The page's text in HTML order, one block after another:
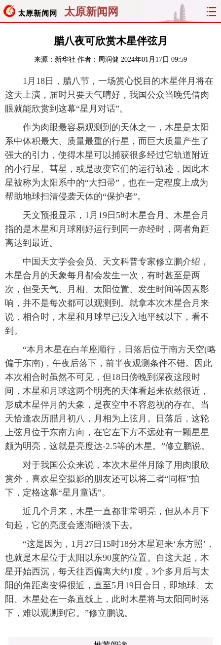
太原新闻网
聚焦 太原
经济 关注 文明 出行
纵横 曝光 综合 专题
旅游 理财
看天下 晋月读 最太原 网罗民生
太原日报 太原晚报 热评 社区
腊八夜可欣赏木星伴弦月
来源： 新华社 作者：周润健 2024年01月17日 09:59
1月18日，腊八节，一场赏心悦目的木星伴月将在
这天上演，届时只要天气晴好，我国公众当晚凭借肉
眼就能欣赏到这幕“星月对话”。
作为肉眼最容易观测到的天体之一，木星是太阳
系中体积最大、质量最重的行星，而巨大质量产生了
强大的引力，使得木星可以捕获很多经过它轨道附近
的小行星、彗星，或是改变它们的运行轨迹，因此木
星被称为太阳系中的“大扫帚”，也在一定程度上成为
帮助地球扫清侵袭天体的“保护者”。
天文预报显示，1月19日5时木星合月。木星合月
指的是木星和月球刚好运行到同一赤经时，两者角距
离达到最近。
中国天文学会会员、天文科普专家修立鹏介绍，
木星合月的天象每月都会发生一次，有时甚至是两
次，但受天气、月相、太阳位置、发生时间等因素影
响，并不是每次都可以观测到。就拿本次木星合月来
说，相合时，木星和月球早已没入地平线以下，看不
到。
“本月木星在白羊座顺行，日落后位于南方天空(略
偏于东南)，午夜后落下，前半夜观测条件不错。因此
本次相合时虽然不可见，但18日傍晚到深夜这段时
间，木星和月球这两个明亮的天体看起来依然很近，
形成木星伴月的天象，是夜空中不容忽视的存在。当
天恰逢农历腊月初八，月相为上弦月。日落后，这轮
上弦月位于东南方向，在它左下方不远处有一颗星星
颇为明亮，这就是亮度达-2.5等的木星。”修立鹏说。
对于我国公众来说，本次木星伴月除了用肉眼欣
赏外，喜欢星空摄影的朋友还可以将二者“同框”拍
下，定格这幕“星月童话”。
近几个月来，木星一直都非常明亮，但从本月下
旬起，它的亮度会逐渐暗淡下去。
“这是因为，1月27日15时18分木星迎来‘东方照’，
也就是木星位于太阳以东90度的位置。自这天起，木
星开始西沉，每天往西偏离大约1度，3个多月后与太
阳的角距离变得很近，直至5月19日合日，即地球、太
阳、木星处在一条直线上，此时木星将与太阳同时落
下，难以观测到它。”修立鹏说。